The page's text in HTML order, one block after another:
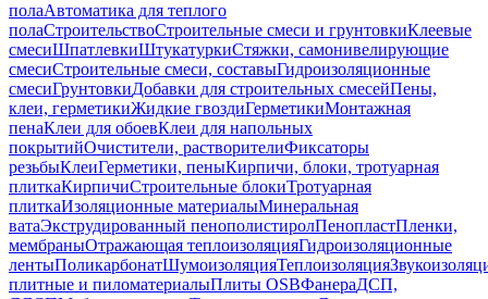
полаАвтоматика для теплого
полаСтроительствоСтроительные смеси и грунтовкиКлеевые
смесиШпатлевкиШтукатуркиСтяжки, самонивелирующие
смесиСтроительные смеси, составыГидроизоляционные
смесиГрунтовкиДобавки для строительных смесейПены,
клеи, герметикиЖидкие гвоздиГерметикиМонтажная
пенаКлеи для обоевКлеи для напольных
покрытийОчистители, растворителиФиксаторы
резьбыКлеиГерметики, пеныКирпичи, блоки, тротуарная
плиткаКирпичиСтроительные блокиТротуарная
плиткаИзоляционные материалыМинеральная
ватаЭкструдированный пенополистиролПенопластПленки,
мембраныОтражающая теплоизоляцияГидроизоляционные
лентыПоликарбонатШумоизоляцияТеплоизоляция
плитные и пиломатериалыПлиты OSBФанераДСП,